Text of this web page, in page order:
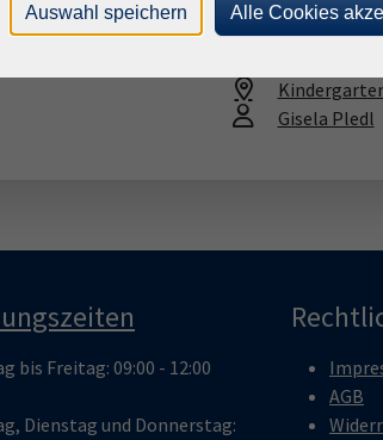
23.09.2026—
Gisela Pledl
bis Freitag: 09:00 - 12:00
Dienstag und Donnerstag:
AGB
Auswahl speichern Alle Cookies